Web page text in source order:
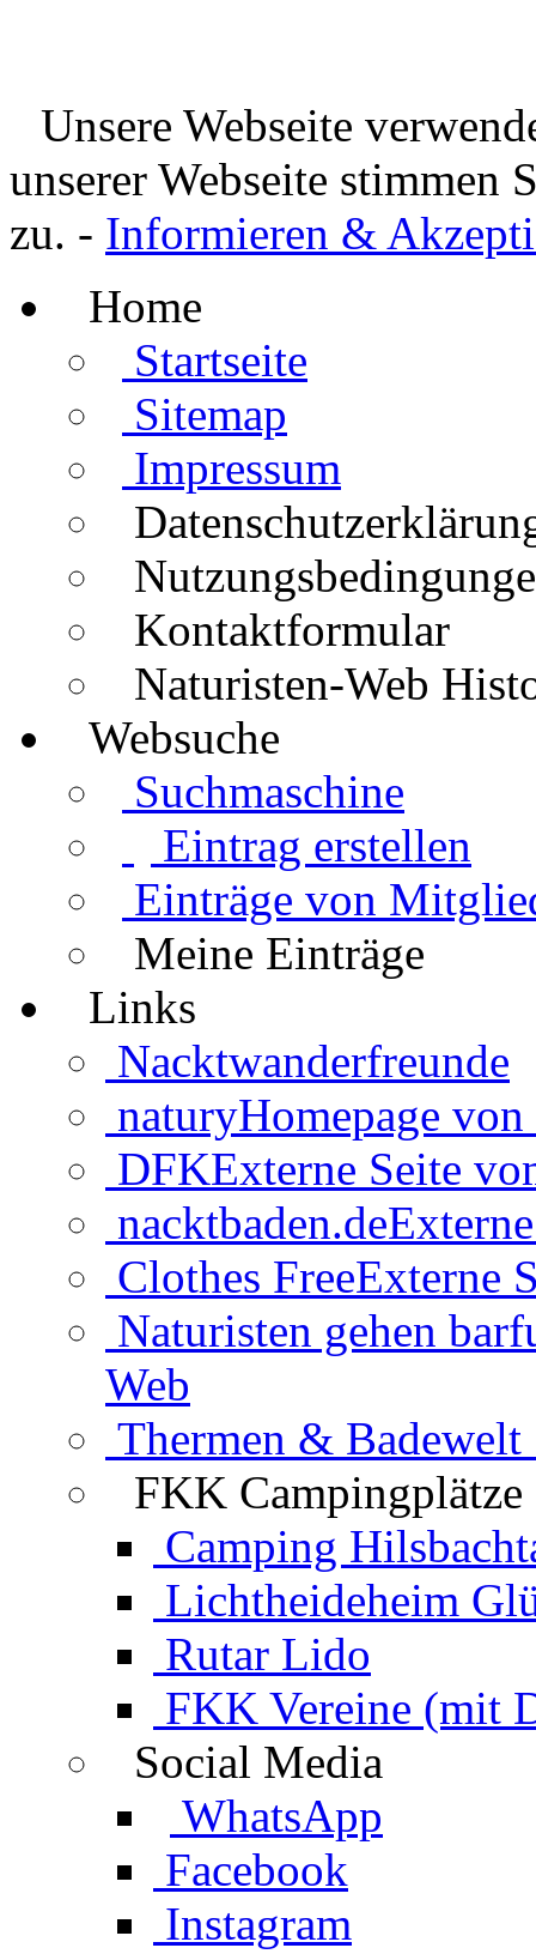
Unsere Webseite
unserer Webseite stimmen
zu. - Informieren &
Home
Startseite
Sitemap
Impressum
Kontaktformular
Naturisten-Web
Websuche
Suchmaschine
Eintrag erstellen
Einträge von
Meine Einträge
Links
Nacktwanderfreunde
naturyHomepage
DFKExterne Seite
nacktbaden.de
Clothes FreeExterne
Naturisten gehen
Web
Thermen & Badewelt
FKK Campingplätze
Camping
Lichtheideheim
Rutar Lido
FKK Vereine (mit
Social Media
WhatsApp
Facebook
Instagram